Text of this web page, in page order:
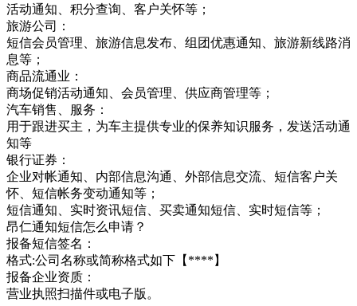
活动通知、积分查询、客户关怀等；
旅游公司：
短信会员管理、旅游信息发布、组团优惠通知、旅游新线路消
息等；
商品流通业：
商场促销活动通知、会员管理、供应商管理等；
汽车销售、服务：
用于跟进买主，为车主提供专业的保养知识服务，发送活动通
知等
银行证券：
企业对帐通知、内部信息沟通、外部信息交流、短信客户关
怀、短信帐务变动通知等；
短信通知、实时资讯短信、买卖通知短信、实时短信等；
昂仁通知短信怎么申请？
报备短信签名：
格式:公司名称或简称格式如下【****】
报备企业资质：
营业执照扫描件或电子版。